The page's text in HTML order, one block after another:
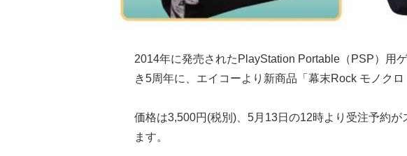
2014年に発売されたPlayStation Portable（PSP）用
き5周年に、エイコーより新商品「幕末Rock モノクロ
価格は3,500円(税別)、5月13日の12時より受注予約
ます。